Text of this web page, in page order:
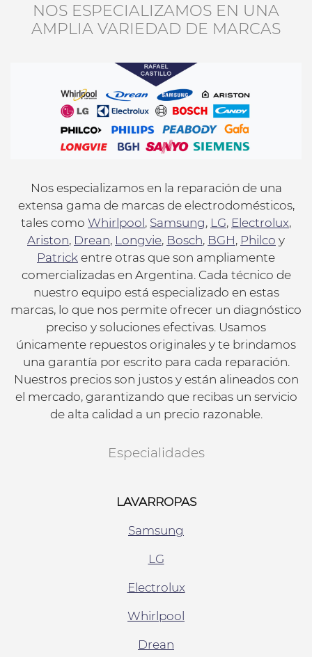
NOS ESPECIALIZAMOS EN UNA
AMPLIA VARIEDAD DE MARCAS
Nos especializamos en la reparación de una
extensa gama de marcas de electrodomésticos,
tales como Whirlpool , Samsung, LG, Electrolux,
Ariston, Drean, Longvie, Bosch, BGH, Philco y
Patrick entre otras que son ampliamente
comercializadas en Argentina. Cada técnico de
nuestro equipo está especializado en estas
marcas, lo que nos permite ofrecer un diagnóstico
preciso y soluciones efectivas. Usamos
únicamente repuestos originales y te brindamos
una garantía por escrito para cada reparación.
Nuestros precios son justos y están alineados con
el mercado, garantizando que recibas un servicio
de alta calidad a un precio razonable.
Especialidades
LAVARROPAS
Samsung
LG
Electrolux
Whirlpool
Drean